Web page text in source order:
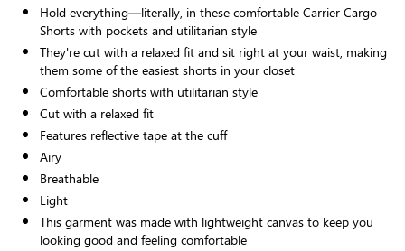
Hold everything—literally, in these comfortable Carrier Cargo
Shorts with pockets and utilitarian style
They're cut with a relaxed fit and sit right at your waist, making
them some of the easiest shorts in your closet
Comfortable shorts with utilitarian style
Cut with a relaxed fit
Features reflective tape at the cuff
Airy
Breathable
Light
This garment was made with lightweight canvas to keep you
looking good and feeling comfortable